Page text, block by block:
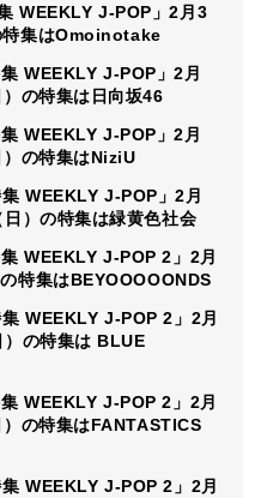
WEEKLY J-POP」2月3
特集はOmoinotake
WEEKLY J-POP」2月
の特集は日向坂46
WEEKLY J-POP」2月
の特集はNiziU
WEEKLY J-POP」2月
）の特集は緑黄色社会
WEEKLY J-POP 2」2月
特集はBEYOOOOONDS
WEEKLY J-POP 2」2月
の特集は BLUE
WEEKLY J-POP 2」2月
の特集はFANTASTICS
WEEKLY J-POP 2」2月